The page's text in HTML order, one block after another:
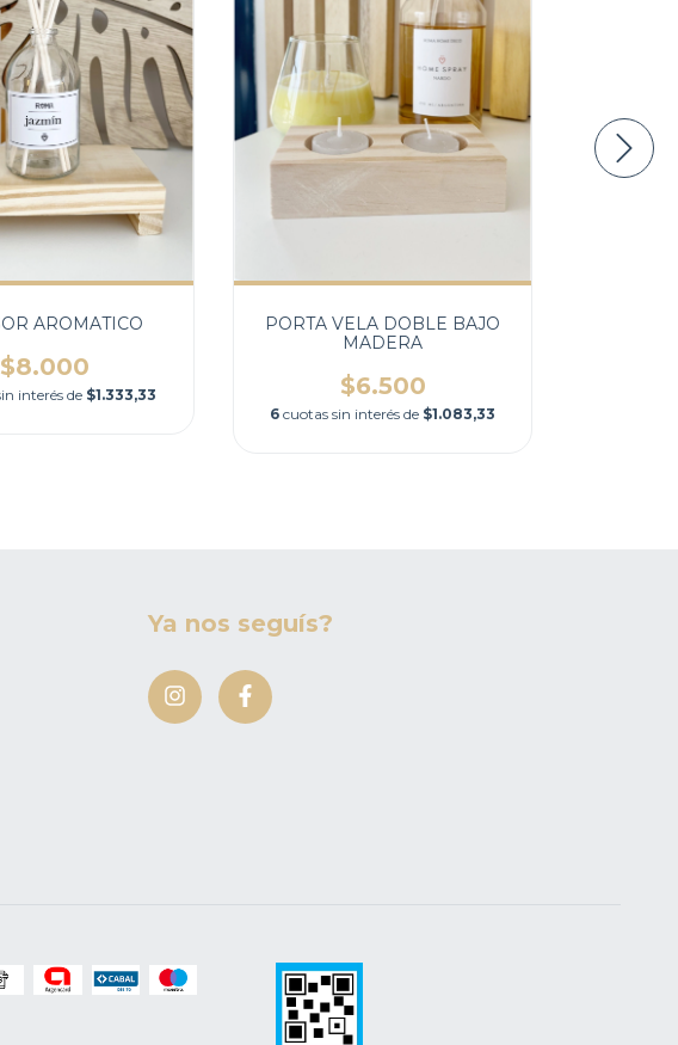
AROMATICO
$8.000
interés de $1.333,33
PORTA VELA DOBLE BAJO
MADERA
$6.500
6 cuotas sin interés de $1.083,33
Ya nos seguís?